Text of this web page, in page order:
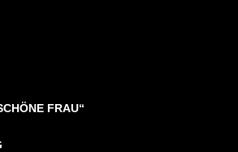
FRAU“